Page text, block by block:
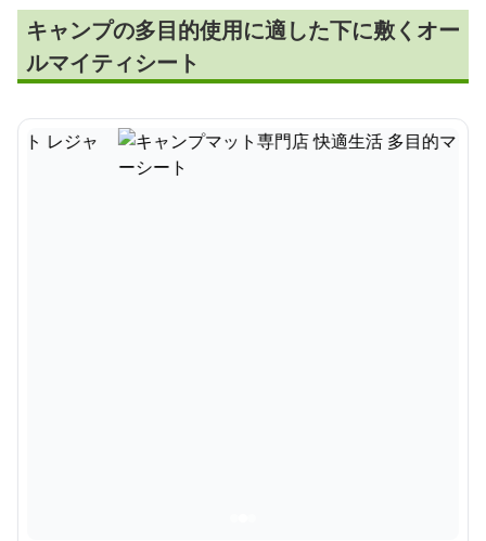
キャンプの多目的使用に適した下に敷くオー
ルマイティシート